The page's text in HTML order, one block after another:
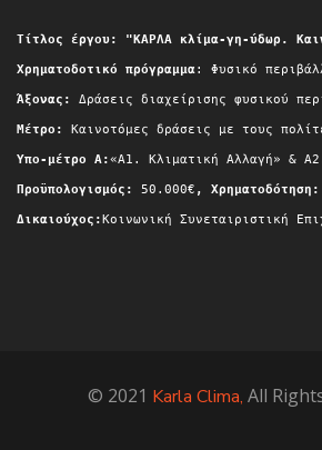
Τίτλος έργου: "ΚΑΡΛΑ κλίμα-γη-ύδωρ.
Χρηματοδοτικό πρόγραμμα: Φυσικό
Άξονας: Δράσεις διαχείρισης φυσικού
Μέτρο: Καινοτόμες δράσεις με τους
Yπο-μέτρο A:«Α1. Κλιματική Αλλαγή» &
Προϋπολογισμός: 50.000€ , Χρηματοδότηση:
Δικαιούχος: Κοινωνική Συνεταιριστική
© 2021 Karla Clima, All